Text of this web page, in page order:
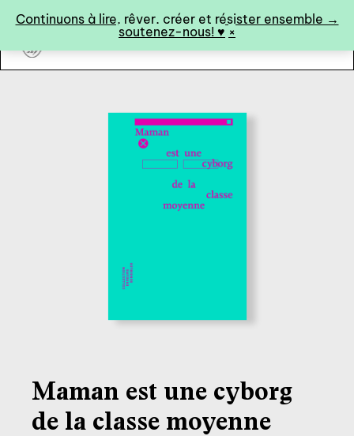
Continuons à lire, rêver, créer et résister ensemble →
soutenez-nous! ♥︎ ×
art&fiction
0
catalogue ↓
éditions de tête
au-delà du livre ↓
Maman est une cyborg
de la classe moyenne